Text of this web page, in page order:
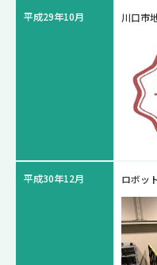
平成29年10月 川口市
平成30年12月 ロボッ